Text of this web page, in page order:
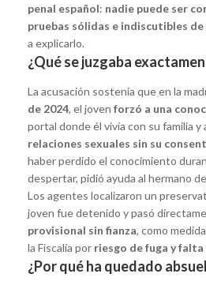
penal español: nadie puede ser
pruebas sólidas e indiscutibles
a explicarlo.
¿Qué se juzgaba
La acusación sostenía que en la
de 2024, el joven forzó a una
portal donde él vivía con su familia y
relaciones sexuales sin su
haber perdido el conocimiento
despertar, pidió ayuda al hermano
Los agentes localizaron un
joven fue detenido y pasó
provisional sin fianza, como
la Fiscalía por riesgo de fuga y
¿Por qué ha quedado